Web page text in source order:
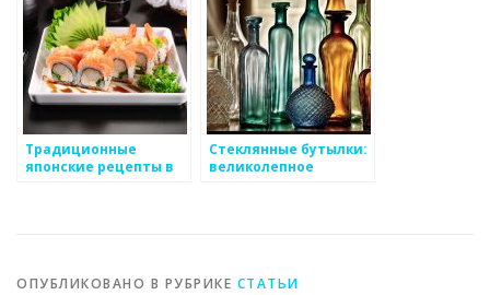
Традиционные
японские рецепты в
Стеклянные бутылки:
великолепное
ОПУБЛИКОВАНО В РУБРИКЕ СТАТЬИ